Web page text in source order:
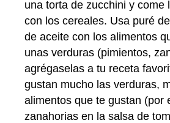
una torta de zucchini y come
con los cereales. Usa puré
de aceite con los alimentos
unas verduras (pimientos,
agrégaselas a tu receta
gustan mucho las verduras,
alimentos que te gustan (por
zanahorias en la salsa de